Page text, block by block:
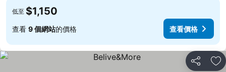
低至 $1,150
查看 9 個網站的價格 查看價格
分享 放